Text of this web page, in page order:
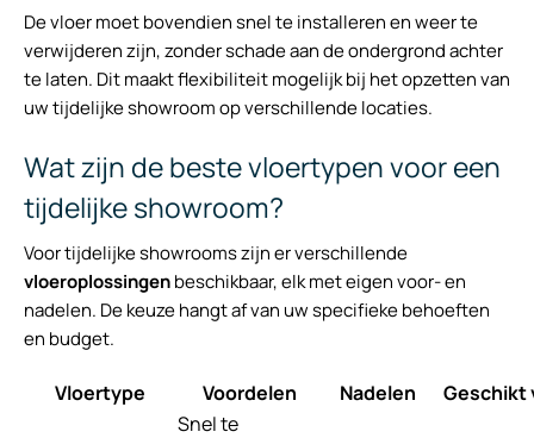
De vloer moet bovendien snel te installeren en weer te
verwijderen zijn, zonder schade aan de ondergrond achter
te laten. Dit maakt flexibiliteit mogelijk bij het opzetten van
uw tijdelijke showroom op verschillende locaties.
Wat zijn de beste vloertypen voor een
tijdelijke showroom?
Voor tijdelijke showrooms zijn er verschillende
vloeroplossingenbeschikbaar, elk met eigen voor- en
nadelen. De keuze hangt af van uw specifieke behoeften
en budget.
Vloertype Voordelen Nadelen Geschikt
Snel te